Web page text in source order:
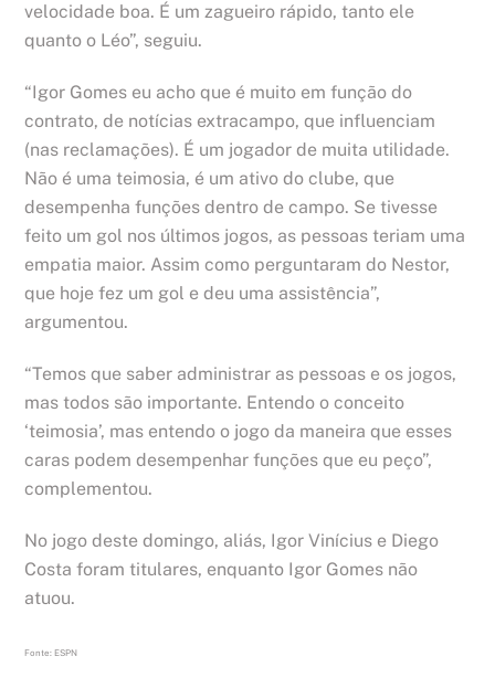
velocidade boa. É um zagueiro rápido, tanto ele
quanto o Léo”, seguiu.
“Igor Gomes eu acho que é muito em função do
contrato, de notícias extracampo, que influenciam
(nas reclamações). É um jogador de muita utilidade.
Não é uma teimosia, é um ativo do clube, que
desempenha funções dentro de campo. Se tivesse
feito um gol nos últimos jogos, as pessoas teriam uma
empatia maior. Assim como perguntaram do Nestor,
que hoje fez um gol e deu uma assistência”,
argumentou.
“Temos que saber administrar as pessoas e os jogos,
mas todos são importante. Entendo o conceito
‘teimosia’, mas entendo o jogo da maneira que esses
caras podem desempenhar funções que eu peço”,
complementou.
No jogo deste domingo, aliás, Igor Vinícius e Diego
Costa foram titulares, enquanto Igor Gomes não
atuou.
Fonte: ESPN